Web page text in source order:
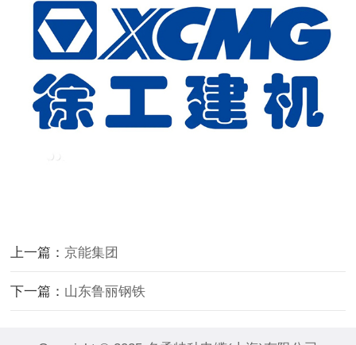
上一篇： 京能集团
下一篇： 山东鲁丽钢铁